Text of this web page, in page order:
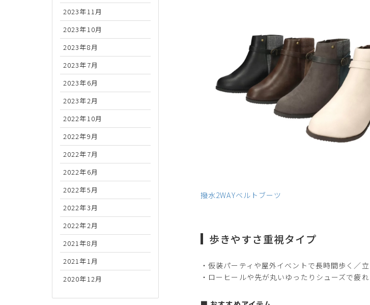
撥水2WAYベルトブーツ
歩きやすさ重視タイプ
・仮装パーティや屋外イベントで長時間歩く／
・ローヒールや先が丸いゆったりシューズで疲
2023年11月
2023年10月
2023年8月
2023年7月
2023年6月
2023年2月
2022年10月
2022年9月
2022年7月
2022年6月
2022年5月
2022年3月
2022年2月
2021年8月
2021年1月
2020年12月